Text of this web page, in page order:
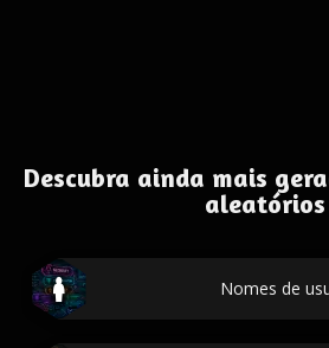
Descubra ainda mais
aleatórios
Nomes de